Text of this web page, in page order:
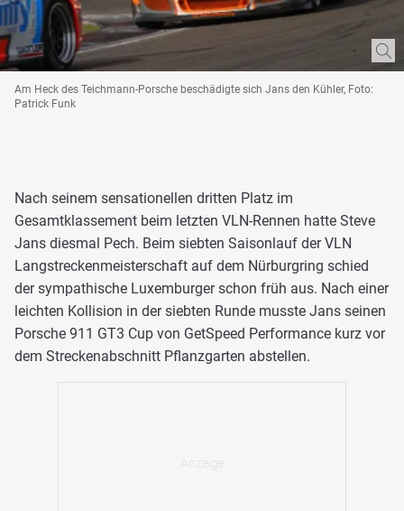
Am Heck des Teichmann-Porsche beschädigte sich Jans den Kühler, Foto:
Patrick Funk
Nach seinem sensationellen dritten Platz im
Gesamtklassement beim letzten VLN-Rennen hatte Steve
Jans diesmal Pech. Beim siebten Saisonlauf der VLN
Langstreckenmeisterschaft auf dem Nürburgring schied
der sympathische Luxemburger schon früh aus. Nach einer
leichten Kollision in der siebten Runde musste Jans seinen
Porsche 911 GT3 Cup von GetSpeed Performance kurz vor
dem Streckenabschnitt Pflanzgarten abstellen.